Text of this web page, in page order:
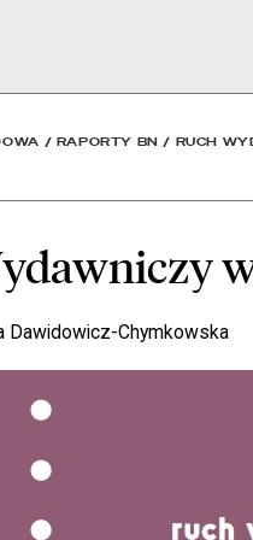
2023
/ RAPORTY BN / RUCH
Dawidowicz-Chymkowska